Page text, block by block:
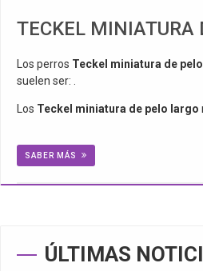
TECKEL MINIATURA
Los perros Teckel miniatura de
suelen ser: .
Los Teckel miniatura de pelo largo
SABER MÁS
ÚLTIMAS